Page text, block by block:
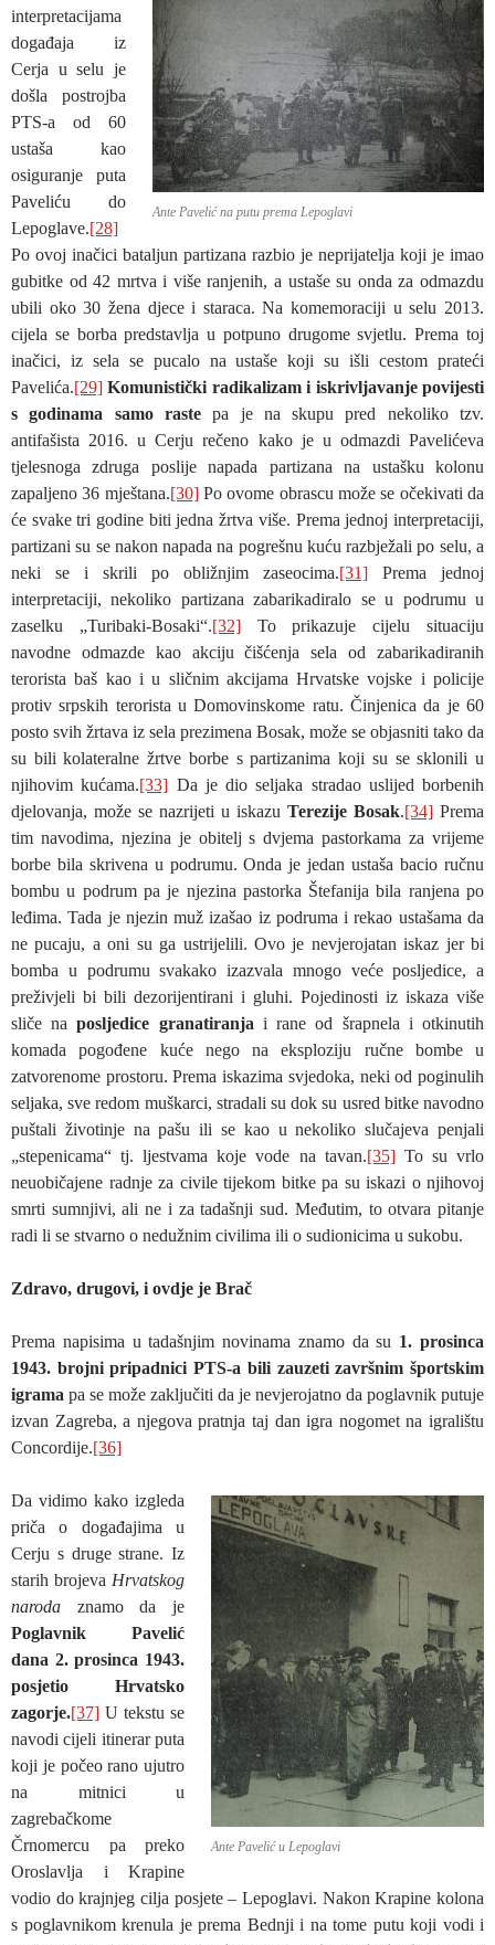
Ante Pavelić na putu prema Lepoglavi
interpretacijama
događaja iz
Cerja u selu je
došla postrojba
PTS-a od 60
ustaša kao
osiguranje puta
Paveliću do
Lepoglave.[28]
Po ovoj inačici bataljun partizana razbio je neprijatelja koji je imao
gubitke od 42 mrtva i više ranjenih, a ustaše su onda za odmazdu
ubili oko 30 žena djece i staraca. Na komemoraciji u selu 2013.
cijela se borba predstavlja u potpuno drugome svjetlu. Prema toj
inačici, iz sela se pucalo na ustaše koji su išli cestom prateći
Pavelića.[29] Komunistički radikalizam i iskrivljavanje povijesti
s godinama samo rastepa je na skupu pred nekoliko tzv.
antifašista 2016. u Cerju rečeno kako je u odmazdi Pavelićeva
tjelesnoga zdruga poslije napada partizana na ustašku kolonu
zapaljeno 36 mještana.[30]Po ovome obrascu može se očekivati da
će svake tri godine biti jedna žrtva više. Prema jednoj interpretaciji,
partizani su se nakon napada na pogrešnu kuću razbježali po selu, a
neki se i skrili po obližnjim zaseocima.[31] Prema jednoj
interpretaciji, nekoliko partizana zabarikadiralo se u podrumu u
zaselku „Turibaki-Bosaki“.[32]To prikazuje cijelu situaciju
navodne odmazde kao akciju čišćenja sela od zabarikadiranih
terorista baš kao i u sličnim akcijama Hrvatske vojske i policije
protiv srpskih terorista u Domovinskome ratu. Činjenica da je 60
posto svih žrtava iz sela prezimena Bosak, može se objasniti tako da
su bili kolateralne žrtve borbe s partizanima koji su se sklonili u
njihovim kućama.[33] Da je dio seljaka stradao uslijed borbenih
djelovanja, može se nazrijeti u iskazu Terezije Bosak.[34] Prema
tim navodima, njezina je obitelj s dvjema pastorkama za vrijeme
borbe bila skrivena u podrumu. Onda je jedan ustaša bacio ručnu
bombu u podrum pa je njezina pastorka Štefanija bila ranjena po
leđima. Tada je njezin muž izašao iz podruma i rekao ustašama da
ne pucaju, a oni su ga ustrijelili. Ovo je nevjerojatan iskaz jer bi
bomba u podrumu svakako izazvala mnogo veće posljedice, a
preživjeli bi bili dezorijentirani i gluhi. Pojedinosti iz iskaza više
sliče naposljedice granatiranja i rane od šrapnela i otkinutih
komada pogođene kuće nego na eksploziju ručne bombe u
zatvorenome prostoru. Prema iskazima svjedoka, neki od poginulih
seljaka, sve redom muškarci, stradali su dok su usred bitke navodno
puštali životinje na pašu ili se kao u nekoliko slučajeva penjali
„stepenicama“ tj. ljestvama koje vode na tavan.[35]To su vrlo
neuobičajene radnje za civile tijekom bitke pa su iskazi o njihovoj
smrti sumnjivi, ali ne i za tadašnji sud. Međutim, to otvara pitanje
radi li se stvarno o nedužnim civilima ili o sudionicima u sukobu.
Zdravo, drugovi, i ovdje je Brač
Prema napisima u tadašnjim novinama znamo da su 1. prosinca
1943. brojni pripadnici PTS-a bili zauzeti završnim športskim
igrama pa se može zaključiti da je nevjerojatno da poglavnik putuje
izvan Zagreba, a njegova pratnja taj dan igra nogomet na igralištu
Concordije.[36]
Ante Pavelić u Lepoglavi
Da vidimo kako izgleda
priča o događajima u
Cerju s druge strane. Iz
starih brojeva Hrvatskog
naroda znamo da je
Poglavnik Pavelić
dana 2. prosinca 1943.
posjetio Hrvatsko
zagorje.[37] U tekstu se
navodi cijeli itinerar puta
koji je počeo rano ujutro
na mitnici u
zagrebačkome
Črnomercu pa preko
Oroslavlja i Krapine
vodio do krajnjeg cilja posjete – Lepoglavi. Nakon Krapine kolona
s poglavnikom krenula je prema Bednji i na tome putu koji vodi i